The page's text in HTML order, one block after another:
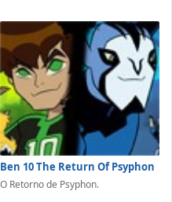
Ben 10 The Return Of Psyphon
O Retorno de Psyphon.